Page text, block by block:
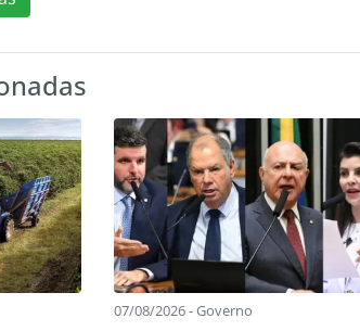
07/08/2026 - Governo